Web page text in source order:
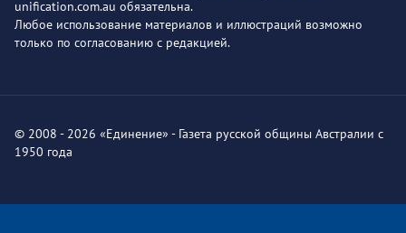
unification.com.au обязательна.
Любое использование материалов и иллюстраций возможно
только по согласованию с редакцией.
© 2008 - 2026 «Единение» - Газета русской общины Австралии с
1950 года